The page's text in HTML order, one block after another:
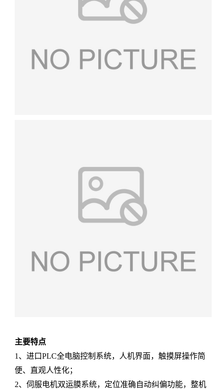
主要特点
1、进口PLC全电脑控制系统，人机界面，触摸屏操作简
便、直观人性化；
2、伺服电机双运膜系统，定位准确自动纠偏功能，整机